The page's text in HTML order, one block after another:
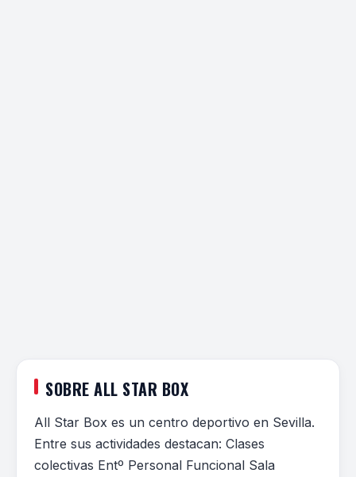
SOBRE ALL STAR BOX
All Star Box es un centro deportivo en Sevilla.
Entre sus actividades destacan: Clases
colectivas Entº Personal Funcional Sala